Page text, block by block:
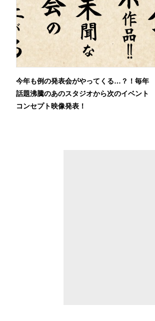
今年も例の発表会がやってくる…？！毎年
話題沸騰のあのスタジオから次のイベント
コンセプト映像発表！